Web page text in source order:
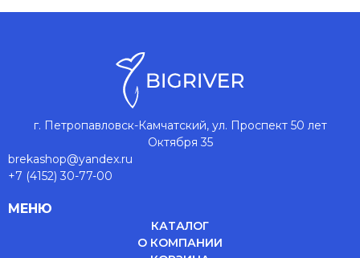
г. Петропавловск-Камчатский, ул. Проспект 50 лет
Октября 35
brekashop@yandex.ru
+7 (4152) 30-77-00
МЕНЮ
КАТАЛОГ
О КОМПАНИИ